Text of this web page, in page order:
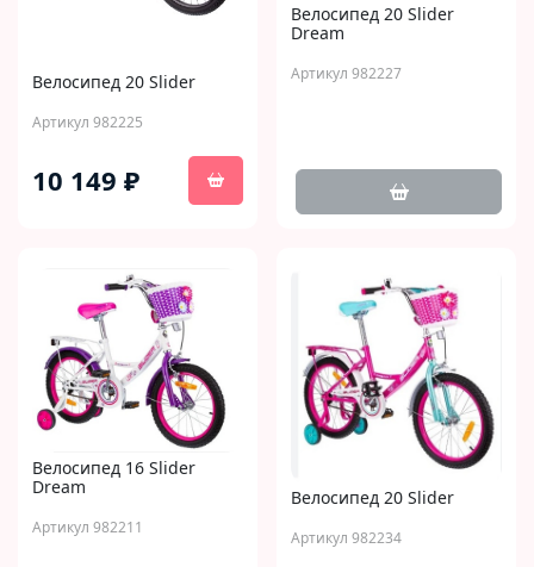
Велосипед 20 Slider
Артикул 982225
10 149 ₽
Велосипед 20 Slider
Dream
Артикул 982227
Велосипед 16 Slider
Dream
Артикул 982211
Велосипед 20 Slider
Артикул 982234